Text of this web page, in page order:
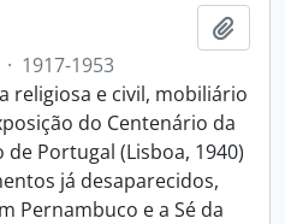
· 1917-1953
religiosa e civil, mobiliário
do Centenário da
de Portugal (Lisboa, 1940)
já desaparecidos,
Pernambuco e a Sé da